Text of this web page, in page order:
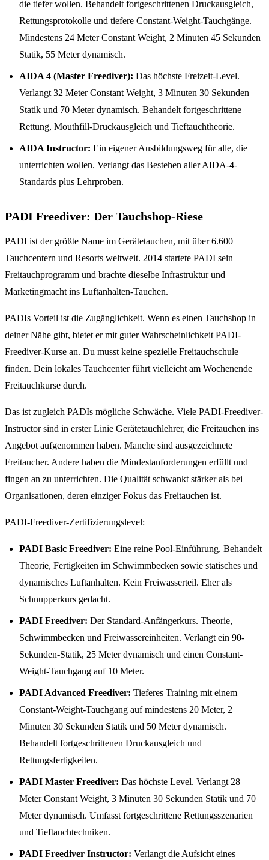
die tiefer wollen. Behandelt fortgeschrittenen Druckausgleich,
Rettungsprotokolle und tiefere Constant-Weight-Tauchgänge.
Mindestens 24 Meter Constant Weight, 2 Minuten 45 Sekunden
Statik, 55 Meter dynamisch.
AIDA 4 (Master Freediver): Das höchste Freizeit-Level.
Verlangt 32 Meter Constant Weight, 3 Minuten 30 Sekunden
Statik und 70 Meter dynamisch. Behandelt fortgeschrittene
Rettung, Mouthfill-Druckausgleich und Tieftauchtheorie.
AIDA Instructor: Ein eigener Ausbildungsweg für alle, die
unterrichten wollen. Verlangt das Bestehen aller AIDA-4-
Standards plus Lehrproben.
PADI Freediver: Der Tauchshop-Riese
PADI ist der größte Name im Gerätetauchen, mit über 6.600
Tauchcentern und Resorts weltweit. 2014 startete PADI sein
Freitauchprogramm und brachte dieselbe Infrastruktur und
Marketingmacht ins Luftanhalten-Tauchen.
PADIs Vorteil ist die Zugänglichkeit. Wenn es einen Tauchshop in
deiner Nähe gibt, bietet er mit guter Wahrscheinlichkeit PADI-
Freediver-Kurse an. Du musst keine spezielle Freitauchschule
finden. Dein lokales Tauchcenter führt vielleicht am Wochenende
Freitauchkurse durch.
Das ist zugleich PADIs mögliche Schwäche. Viele PADI-Freediver-
Instructor sind in erster Linie Gerätetauchlehrer, die Freitauchen ins
Angebot aufgenommen haben. Manche sind ausgezeichnete
Freitaucher. Andere haben die Mindestanforderungen erfüllt und
fingen an zu unterrichten. Die Qualität schwankt stärker als bei
Organisationen, deren einziger Fokus das Freitauchen ist.
PADI-Freediver-Zertifizierungslevel:
PADI Basic Freediver: Eine reine Pool-Einführung. Behandelt
Theorie, Fertigkeiten im Schwimmbecken sowie statisches und
dynamisches Luftanhalten. Kein Freiwasserteil. Eher als
Schnupperkurs gedacht.
PADI Freediver: Der Standard-Anfängerkurs. Theorie,
Schwimmbecken und Freiwassereinheiten. Verlangt ein 90-
Sekunden-Statik, 25 Meter dynamisch und einen Constant-
Weight-Tauchgang auf 10 Meter.
PADI Advanced Freediver: Tieferes Training mit einem
Constant-Weight-Tauchgang auf mindestens 20 Meter, 2
Minuten 30 Sekunden Statik und 50 Meter dynamisch.
Behandelt fortgeschrittenen Druckausgleich und
Rettungsfertigkeiten.
PADI Master Freediver: Das höchste Level. Verlangt 28
Meter Constant Weight, 3 Minuten 30 Sekunden Statik und 70
Meter dynamisch. Umfasst fortgeschrittene Rettungsszenarien
und Tieftauchtechniken.
PADI Freediver Instructor: Verlangt die Aufsicht eines